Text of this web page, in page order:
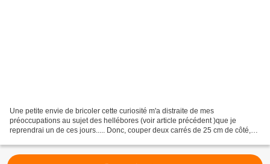
Une petite envie de bricoler cette curiosité m'a distraite de mes
préoccupations au sujet des hellébores (voir article précédent )que je
reprendrai un de ces jours..... Donc, couper deux carrés de 25 cm de côté,